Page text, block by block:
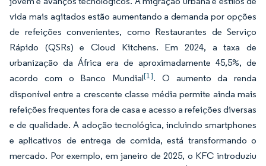
vida mais agitados estão aumentando a demanda por opções
de refeições convenientes, como Restaurantes de Serviço
Rápido (QSRs) e Cloud Kitchens. Em 2024, a taxa de
urbanização da África era de aproximadamente 45,5%, de
acordo com o Banco Mundial[1]. O aumento da renda
disponível entre a crescente classe média permite ainda mais
refeições frequentes fora de casa e acesso a refeições diversas
e de qualidade. A adoção tecnológica, incluindo smartphones
e aplicativos de entrega de comida, está transformando o
mercado. Por exemplo, em janeiro de 2025, o KFC introduziu